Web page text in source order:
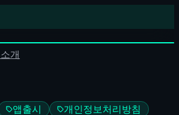
소개
앱출시
개인정보처리방침